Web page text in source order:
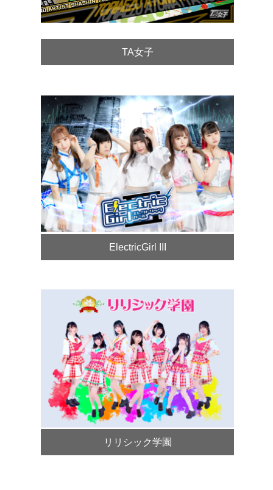
TA女子
ElectricGirl III
リリシック学園